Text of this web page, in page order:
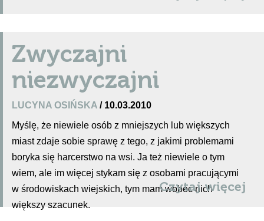
Zwyczajni
niezwyczajni
LUCYNA OSIŃSKA / 10.03.2010
Myślę, że niewiele osób z mniejszych lub większych
miast zdaje sobie sprawę z tego, z jakimi problemami
boryka się harcerstwo na wsi. Ja też niewiele o tym
wiem, ale im więcej stykam się z osobami pracującymi
w środowiskach wiejskich, tym mam wobec nich
większy szacunek.
Czytaj więcej